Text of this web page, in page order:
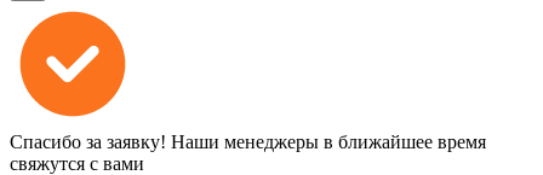
Спасибо за заявку! Наши менеджеры в ближайшее время
свяжутся с вами